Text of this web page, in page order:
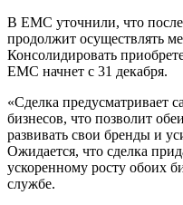
В EMC уточнили, что
продолжит осуществлять
Консолидировать
ЕМС начнет с 31 декабря.
«Сделка предусматривает
бизнесов, что позволит
развивать свои бренды и
Ожидается, что сделка
ускоренному росту обоих
службе.